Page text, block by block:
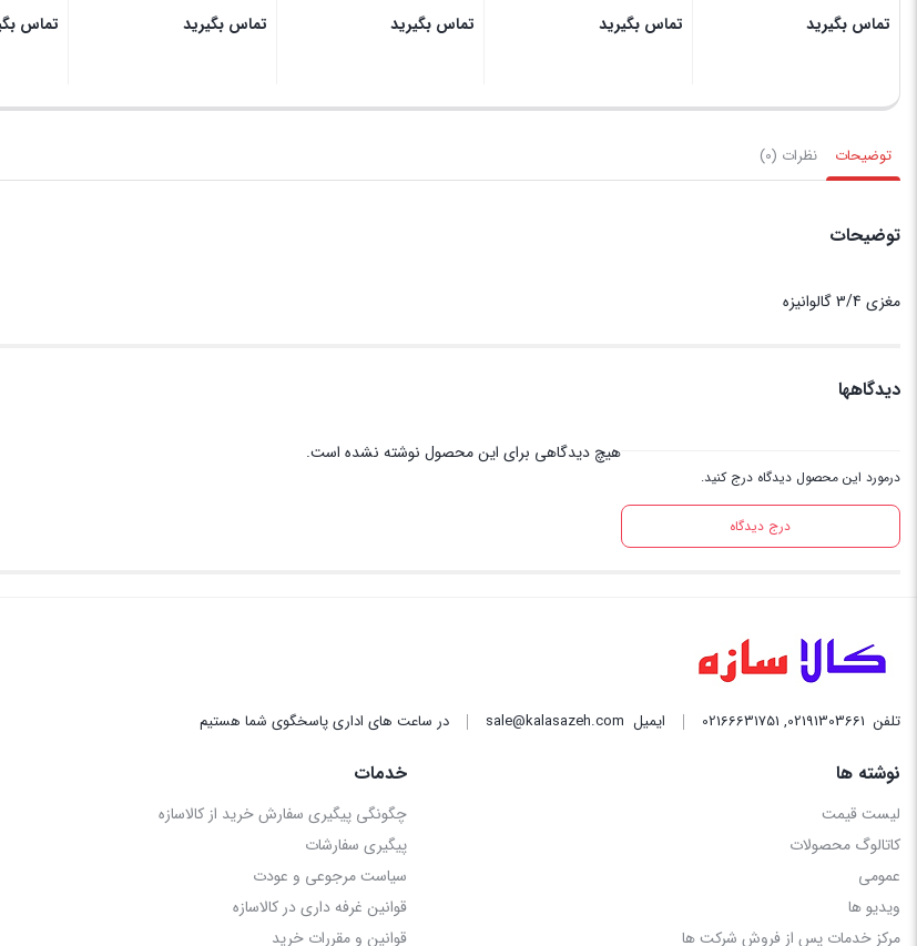
تماس بگیرید
بستن
تماس بگیرید
بستن
تماس بگیرید
بستن
تماس بگیرید
بستن
تماس
بستن
توضیحات نظرات (0)
توضیحات
مغزی 3/4 گالوانیزه
دیدگاهها
درمورد این محصول دیدگاه درج کنید.
درج دیدگاه
هیچ دیدگاهی برای این محصول نوشته نشده است.
تلفن 02191303661
,
02166631751 ایمیل sale@kalasazeh.com در ساعت های اداری پاسخگوی شما هستیم
نوشته ها
لیست قیمت
کاتالوگ محصولات
عمومی
ویدیو ها
مرکز خدمات پس از فروش شرکت ها
خدمات
چگونگی پیگیری سفارش خرید از کالاسازه
پیگیری سفارشات
سیاست مرجوعی و عودت
قوانین غرفه داری در کالاسازه
قوانین و مقررات خرید